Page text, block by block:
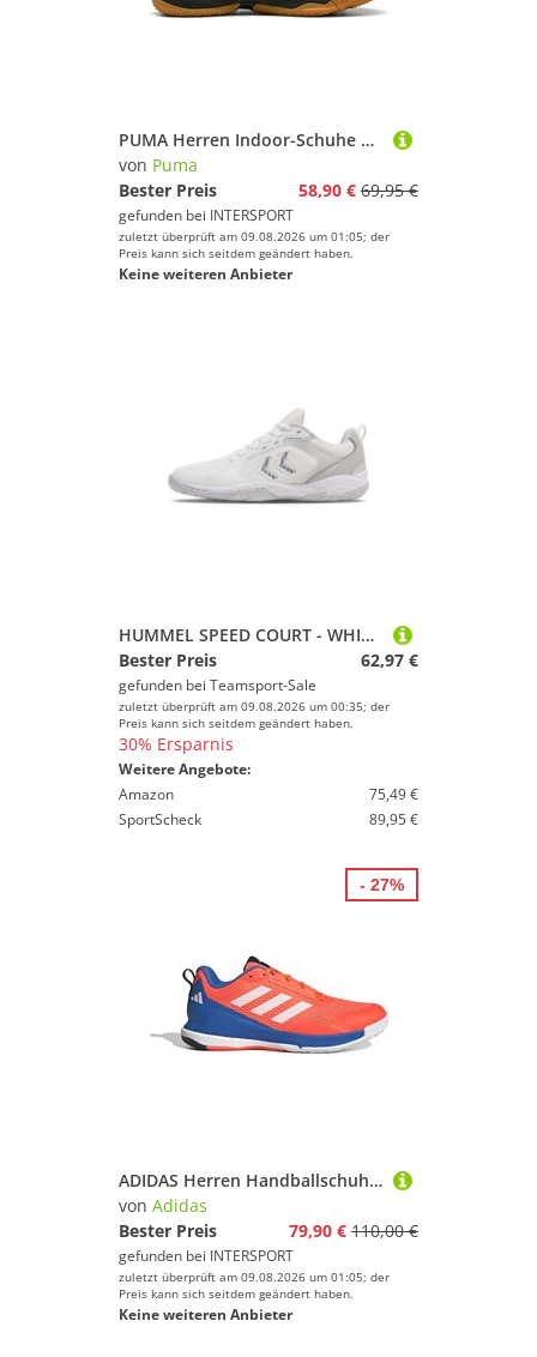
Snowboardschuhe
Stollenschuhe
Volleyballschuhe
Wander- & Trekkingschuhe
Zustiegsschuhe
PUMA Herren Indoor-Schuhe Solarflash III
von Puma
Bester Preis
58,90 € 69,95 €
gefunden bei INTERSPORT
zuletzt überprüft am 09.08.2026 um 01:05; der
Preis kann sich seitdem geändert haben.
Keine weiteren Anbieter
HUMMEL SPEED COURT - WHITE/GREY - 45
Bester Preis
62,97 €
gefunden bei Teamsport-Sale
zuletzt überprüft am 09.08.2026 um 00:35; der
Preis kann sich seitdem geändert haben.
30% Ersparnis
Weitere Angebote:
Amazon
75,49 €
SportScheck
89,95 €
ADIDAS Herren Handballschuhe Novaflight 2 Indoor
von Adidas
Bester Preis
79,90 € 110,00 €
gefunden bei INTERSPORT
zuletzt überprüft am 09.08.2026 um 01:05; der
Preis kann sich seitdem geändert haben.
Keine weiteren Anbieter
- 27%